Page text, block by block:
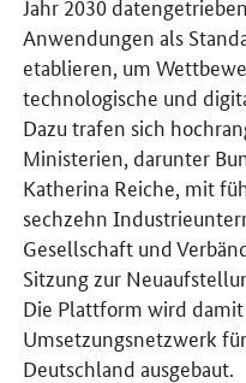
Jahr 2030
Anwendungen als
etablieren, um
technologische und
Dazu trafen sich
Ministerien, darunter
Katherina Reiche, mit
sechzehn
Gesellschaft und
Sitzung zur
Die Plattform wird
Umsetzungsnetzwerk
Deutschland ausgebaut.